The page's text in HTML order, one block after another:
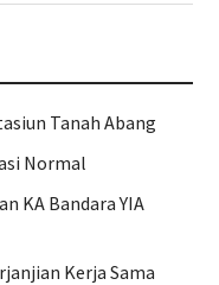
Tanah Abang
Normal
KA Bandara YIA
Kerja Sama